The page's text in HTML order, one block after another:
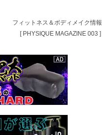
フィットネス＆ボディメイク情
[ PHYSIQUE MAGAZINE 003 ]